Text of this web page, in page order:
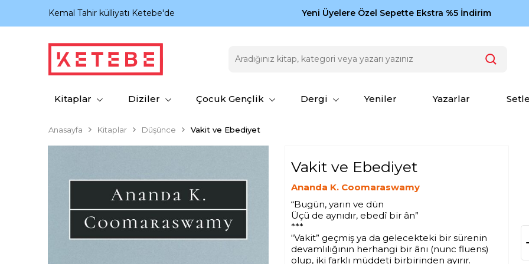
Kemal Tahir külliyatı Ketebe'de Zamansız eserler Ketebe'de: Cengiz Aytmatov
Yeni Üyelere Özel Sepette Ekstra %5 İndirim
Kitaplar Diziler Çocuk Gençlik Dergi Yeniler Yazarlar
Anasayfa Kitaplar Düşünce Vakit ve Ebediyet
Vakit ve Ebediyet
Ananda K. Coomaraswamy
“Bugün, yarın ve dün
Üçü de aynıdır, ebedî bir ân”
***
“Vakit” geçmiş ya da gelecekteki bir sürenin
devamlılığının herhangi bir ânı (nunc fluens)
olup, iki farklı müddeti birbirinden ayırır.